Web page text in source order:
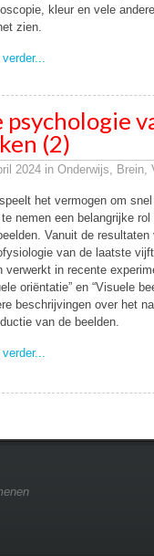
kleur en vele
zien.
verder...
psychologie
(2)
2024 in Onderwijs, Brein,
het vermogen om
nemen een belangrijke
Vanuit de
van de laatste
verwerkt in recente
oriëntatie” en “Visuele
beschrijvingen over het
van de beelden.
verder...